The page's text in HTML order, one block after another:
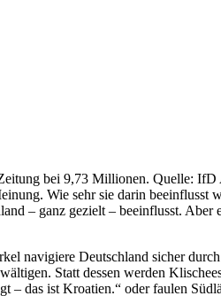
bei 9,73 Millionen. Quelle: IfD
Wie sehr sie darin beeinflusst
– ganz gezielt – beeinflusst.
navigiere Deutschland sicher
Statt dessen werden
– das ist Kroatien.“ oder faulen